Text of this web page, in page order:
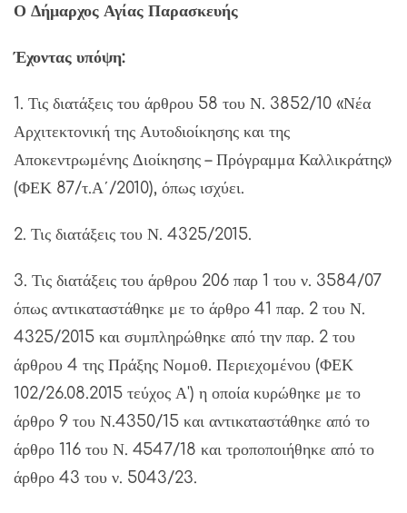
Ο Δήμαρχος Αγίας Παρασκευής
Έχοντας υπόψη:
1. Τις διατάξεις του άρθρου 58 του Ν. 3852/10 «Νέα
Αρχιτεκτονική της Αυτοδιοίκησης και της
Αποκεντρωμένης Διοίκησης – Πρόγραμμα Καλλικράτης»
(ΦΕΚ 87/τ.Α΄/2010), όπως ισχύει.
2. Τις διατάξεις του Ν. 4325/2015.
3. Τις διατάξεις του άρθρου 206 παρ 1 του ν. 3584/07
όπως αντικαταστάθηκε με το άρθρο 41 παρ. 2 του Ν.
4325/2015 και συμπληρώθηκε από την παρ. 2 του
άρθρου 4 της Πράξης Νομοθ. Περιεχομένου (ΦΕΚ
102/26.08.2015 τεύχος Α') η οποία κυρώθηκε με το
άρθρο 9 του Ν.4350/15 και αντικαταστάθηκε από το
άρθρο 116 του Ν. 4547/18 και τροποποιήθηκε από το
άρθρο 43 του ν. 5043/23.